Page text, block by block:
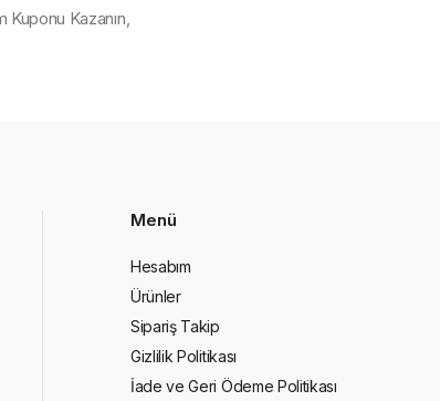
Kuponu Kazanın,
Menü
Hesabım
Ürünler
Sipariş Takip
Gizlilik Politikası
İade ve Geri Ödeme Politikası